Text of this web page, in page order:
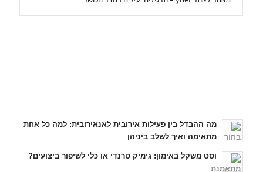
מה ההבדל בין פעילות אירובית לאנאירובית: למה כל אחת
מתאימה ואיך לשלב ביניהן
וסט משקל באימון: גימיק טרנדי או כלי לשיפור ביצועים?